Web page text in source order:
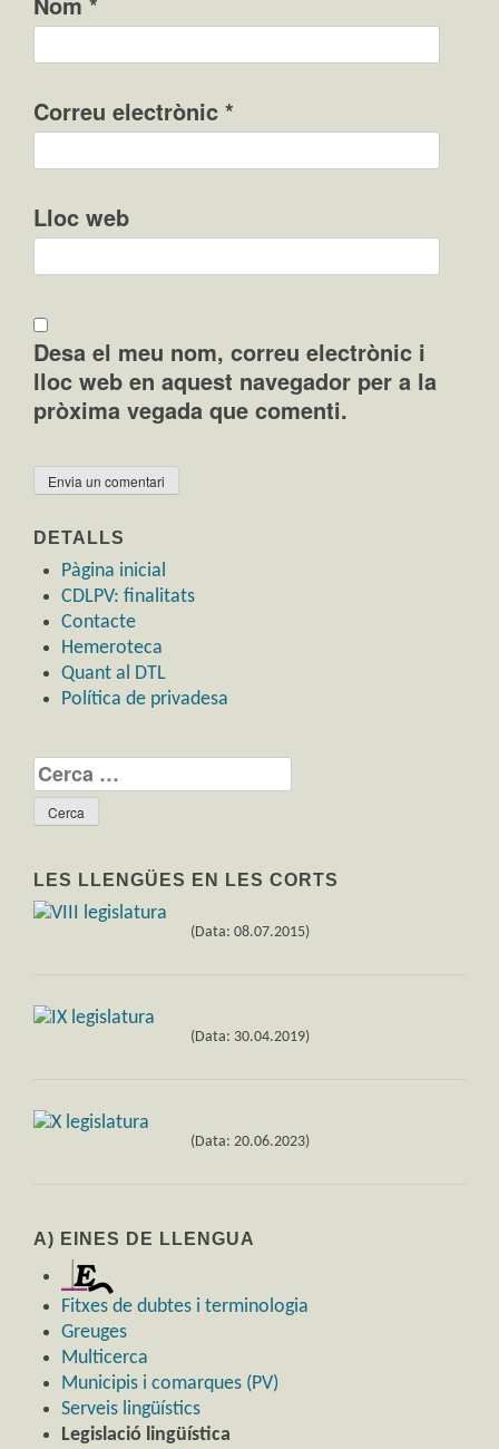
Correu electrònic *
Lloc web
Desa el meu nom, correu electrònic i
lloc web en aquest navegador per a la
pròxima vegada que comenti.
DETALLS
Pàgina inicial
CDLPV: finalitats
Contacte
Hemeroteca
Quant al DTL
Política de privadesa
Cerca:
LES LLENGÜES EN LES CORTS
(Data: 08.07.2015)
(Data: 30.04.2019)
(Data: 20.06.2023)
A) EINES DE LLENGUA
Fitxes de dubtes i terminologia
Greuges
Multicerca
Municipis i comarques (PV)
Serveis lingüístics
Legislació lingüística